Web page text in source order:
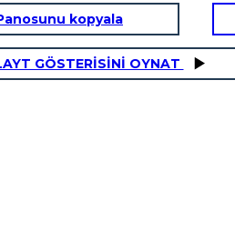
kopyala
GÖSTERİSİNİ OYNAT